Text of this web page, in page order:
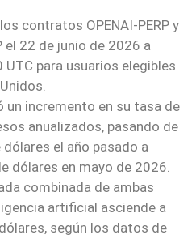
contratos OPENAI-PERP y
el 22 de junio de 2026 a
para usuarios elegibles
incremento en su tasa de
anualizados, pasando de
el año pasado a
dólares en mayo de 2026.
combinada de ambas
artificial asciende a
según los datos de